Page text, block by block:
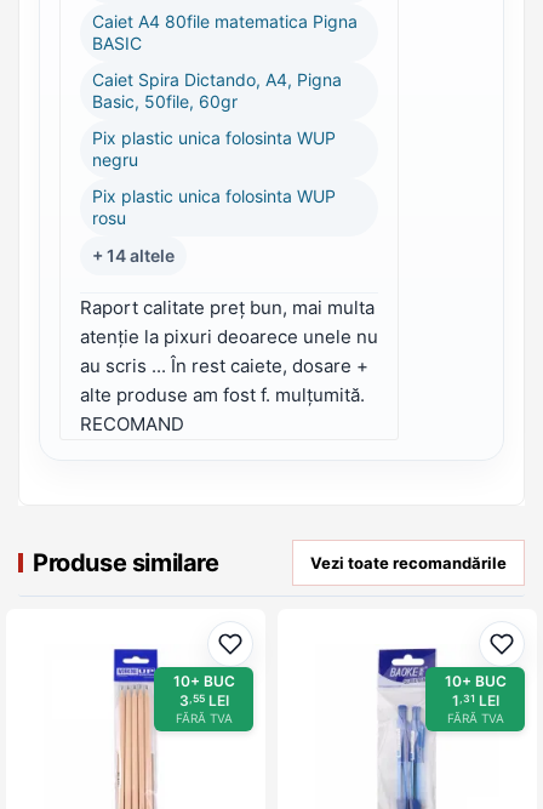
Caiet A4 80file matematica Pigna
BASIC
Caiet Spira Dictando, A4, Pigna
Basic, 50file, 60gr
Pix plastic unica folosinta WUP
negru
Pix plastic unica folosinta WUP
rosu
+ 14 altele
Raport calitate preț bun, mai multa
atenție la pixuri deoarece unele nu
au scris ... În rest caiete, dosare +
alte produse am fost f. mulțumită.
RECOMAND
Produse similare Vezi toate recomandările
Adaugă la favorite
10+ BUC
3,55LEI
FĂRĂ TVA
10+ BUC
1,31 LEI
FĂRĂ TVA